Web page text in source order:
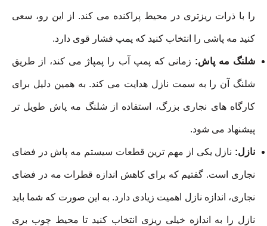
را با ذرات ریزتری در محیط پراکنده می کند. از این رو، سعی
کنید مه پاشی را انتخاب کنید که پمپ فشار قوی دارد.
شلنگ مه پاش: زمانی که پمپ آب را پمپاژ می کند، از طریق
شلنگ آن را به سمت نازل هدایت می کند. به همین دلیل برای
کارگاه های نجاری بزرگ، استفاده از شلنگ مه پاش طویل تر
پیشنهاد می شود.
نازل: نازل یکی از مهم ترین قطعات سیستم مه پاش در فضای
نجاری است. گفتیم که برای کاهش اندازه قطرات مه در فضای
نجاری، اندازه نازل اهمیت زیادی دارد. به این صورت که شما باید
نازل را به اندازه خیلی ریزی انتخاب کنید تا محیط چوب بری